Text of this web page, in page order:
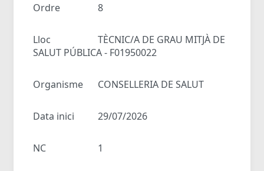
Ordre 8
Lloc
TÈCNIC/A DE GRAU MITJÀ DE
SALUT PÚBLICA - F01950022
Organisme CONSELLERIA DE SALUT
Data inici 29/07/2026
NC 1